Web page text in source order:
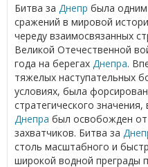
Битва за Днепр была
сражений в мировой
череду взаимосвязанных
Великой Отечественной
года на берегах Днепра.
тяжелых наступательных
условиях, была
стратегического
Днепра был освобожден
захватчиков. Битва за
столь масштабного и
широкой водной преграды